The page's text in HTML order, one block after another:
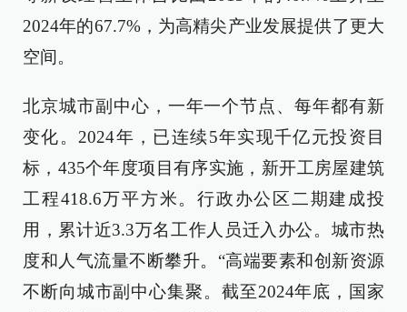
2024年的67.7%，为高精尖产业发展提供了更大
空间。
北京城市副中心，一年一个节点、每年都有新
变化。2024年，已连续5年实现千亿元投资目
标，435个年度项目有序实施，新开工房屋建筑
工程418.6万平方米。行政办公区二期建成投
用，累计近3.3万名工作人员迁入办公。城市热
度和人气流量不断攀升。“高端要素和创新资源
不断向城市副中心集聚。截至2024年底，国家